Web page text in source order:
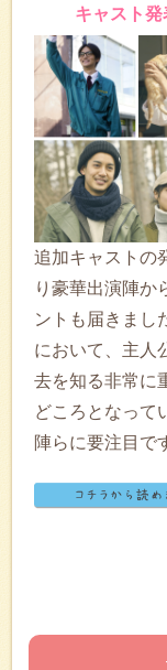
キャスト発
追加キャストの
り豪華出演陣か
ントも届きまし
において、主人
去を知る非常に
どころとなって
陣らに要注目で